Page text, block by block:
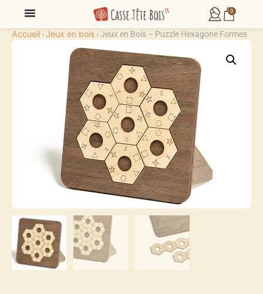
0
Accueil ›Jeux en bois ›Jeux en Bois – Puzzle Hexagone Formes